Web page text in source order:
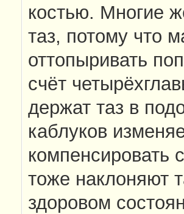
костью. Многие
таз, потому что
оттопыривать
счёт
держат таз в
каблуков
компенсировать
тоже наклоняют
здоровом